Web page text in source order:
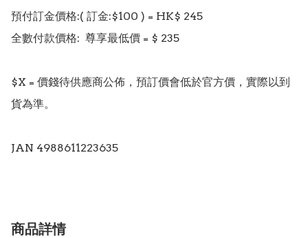
預付訂金價格:( 訂金:$100 ) = HK$ 245
全數付款價格:  尊享最低價 = $ 235
$X = 價錢待供應商公佈，預訂價會低於官方價，實際以到
貨為準。
JAN 4988611223635
商品詳情